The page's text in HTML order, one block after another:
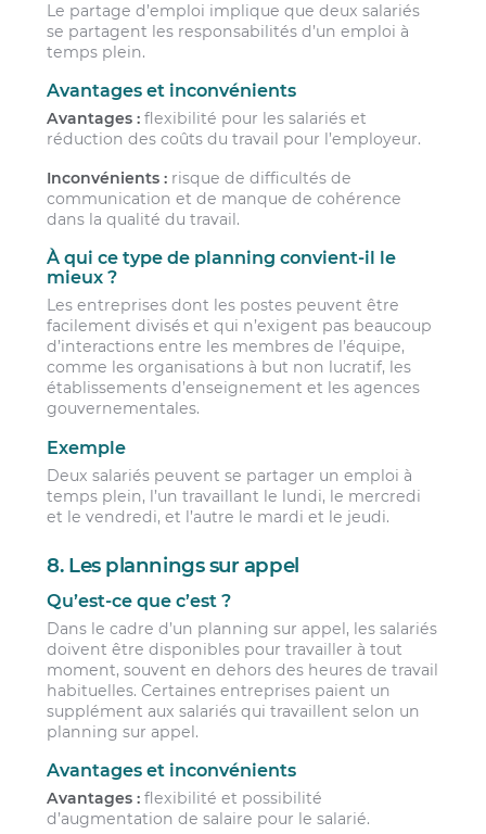
Le partage d’emploi implique que deux salariés
se partagent les responsabilités d’un emploi à
temps plein.
Avantages et inconvénients
Avantages : flexibilité pour les salariés et
réduction des coûts du travail pour l’employeur.
Inconvénients : risque de difficultés de
communication et de manque de cohérence
dans la qualité du travail.
À qui ce type de planning convient-il le
mieux ?
Les entreprises dont les postes peuvent être
facilement divisés et qui n’exigent pas beaucoup
d’interactions entre les membres de l’équipe,
comme les organisations à but non lucratif, les
établissements d’enseignement et les agences
gouvernementales.
Exemple
Deux salariés peuvent se partager un emploi à
temps plein, l’un travaillant le lundi, le mercredi
et le vendredi, et l’autre le mardi et le jeudi.
8. Les plannings sur appel
Qu’est-ce que c’est ?
Dans le cadre d’un planning sur appel, les salariés
doivent être disponibles pour travailler à tout
moment, souvent en dehors des heures de travail
habituelles. Certaines entreprises paient un
supplément aux salariés qui travaillent selon un
planning sur appel.
Avantages et inconvénients
Avantages : flexibilité et possibilité
d’augmentation de salaire pour le salarié.